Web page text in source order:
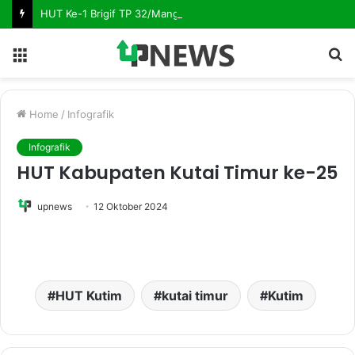
Home / Infografik
Infografik
HUT Kabupaten Kutai Timur ke-25
upnews 12 Oktober 2024
HUT Kutim kutai timur Kutim